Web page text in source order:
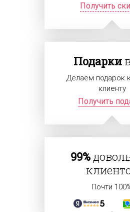
Получить
Подарки
Делаем подарок
клиенту
Получить
99%
Почти